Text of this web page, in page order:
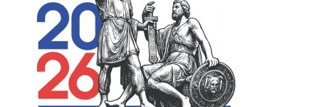
more related info,
FAQs and issues
please refer todFlip
3D Flipbook Wordpress
Helpdocumentation.